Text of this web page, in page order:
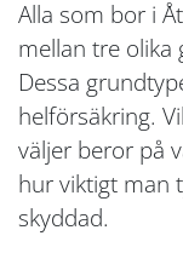
Alla som bor i
mellan tre olika
Dessa
helförsäkring.
väljer beror på
hur viktigt man
skyddad.